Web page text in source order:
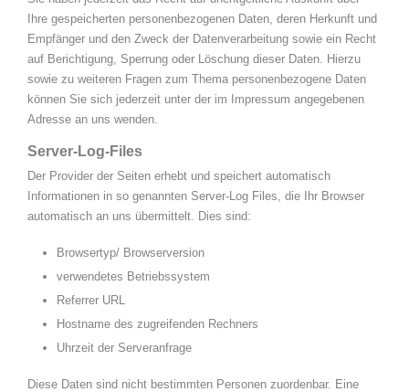
Ihre gespeicherten personenbezogenen Daten, deren Herkunft und
Empfänger und den Zweck der Datenverarbeitung sowie ein Recht
auf Berichtigung, Sperrung oder Löschung dieser Daten. Hierzu
sowie zu weiteren Fragen zum Thema personenbezogene Daten
können Sie sich jederzeit unter der im Impressum angegebenen
Adresse an uns wenden.
Server-Log-Files
Der Provider der Seiten erhebt und speichert automatisch
Informationen in so genannten Server-Log Files, die Ihr Browser
automatisch an uns übermittelt. Dies sind:
Browsertyp/ Browserversion
verwendetes Betriebssystem
Referrer URL
Hostname des zugreifenden Rechners
Uhrzeit der Serveranfrage
Diese Daten sind nicht bestimmten Personen zuordenbar. Eine